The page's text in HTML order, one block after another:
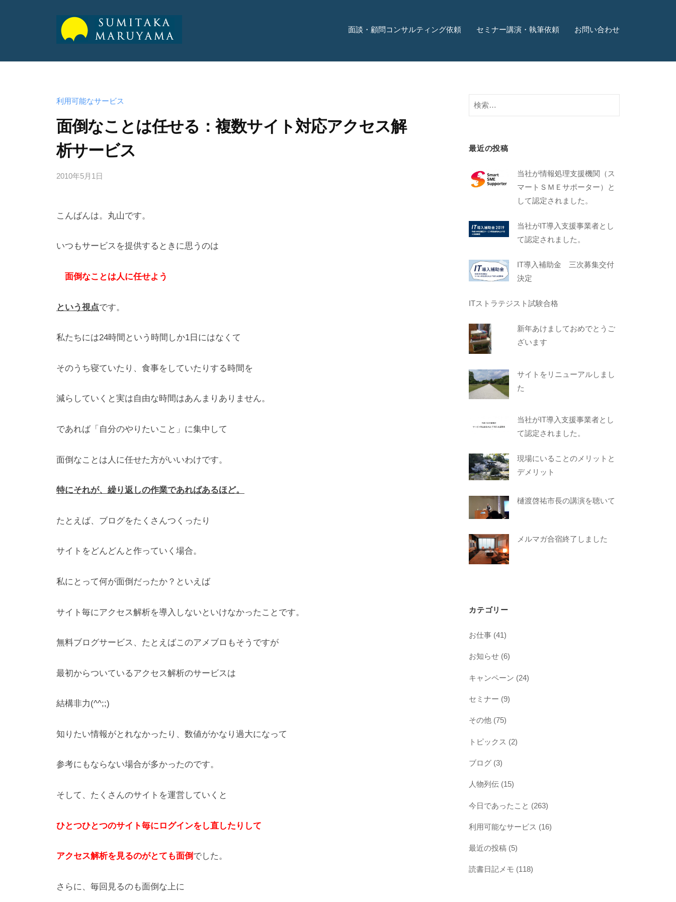
純
孝
公
ト
純
式
面談・顧問コンサルティング依頼 セミナー講演・執筆依頼 お問い合わせ
利用可能なサービス
面倒なことは任せる：複数サイト対応アクセス解
析サービス
2010年5月1日
i
r
y
m
こんばんは。丸山です。
いつもサービスを提供するときに思うのは
面倒なことは人に任せよう
という視点です。
私たちには24時間という時間しか1日にはなくて
そのうち寝ていたり、食事をしていたりする時間を
減らしていくと実は自由な時間はあんまりありません。
であれば「自分のやりたいこと」に集中して
面倒なことは人に任せた方がいいわけです。
特にそれが、繰り返しの作業であればあるほど。
たとえば、ブログをたくさんつくったり
サイトをどんどんと作っていく場合。
私にとって何が面倒だったか？といえば
サイト毎にアクセス解析を導入しないといけなかったことです。
無料ブログサービス、たとえばこのアメブロもそうですが
最初からついているアクセス解析のサービスは
結構非力(^^;;)
知りたい情報がとれなかったり、数値がかなり過大になって
参考にもならない場合が多かったのです。
そして、たくさんのサイトを運営していくと
ひとつひとつのサイト毎にログインをし直したりして
アクセス解析を見るのがとても面倒 でした。
さらに、毎回見るのも面倒な上に
最近の投稿
当社が情報処理支援機関（ス
マートＳＭＥサポーター）と
して認定されました。
当社がIT導入支援事業者とし
て認定されました。
IT導入補助金 三次募集交付
決定
ITストラテジスト試験合格
新年あけましておめでとうご
ざいます
サイトをリニューアルしまし
た
当社がIT導入支援事業者とし
て認定されました。
現場にいることのメリットと
デメリット
樋渡啓祐市長の講演を聴いて
メルマガ合宿終了しました
カテゴリー
お仕事 (41)
お知らせ (6)
キャンペーン (24)
セミナー (9)
その他 (75)
トピックス (2)
ブログ (3)
人物列伝 (15)
今日であったこと (263)
利用可能なサービス (16)
最近の投稿 (5)
読書日記メモ (118)
純
式
イ
ト